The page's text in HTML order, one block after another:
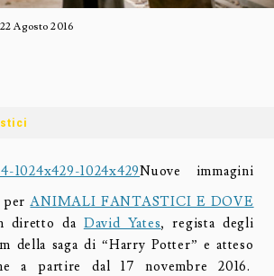
22 Agosto 2016
Nuove immagini
perANIMALI FANTASTICI E DOVE
diretto da David Yates, regista degli
della saga di “Harry Potter” e atteso
a partire dal 17 novembre 2016.